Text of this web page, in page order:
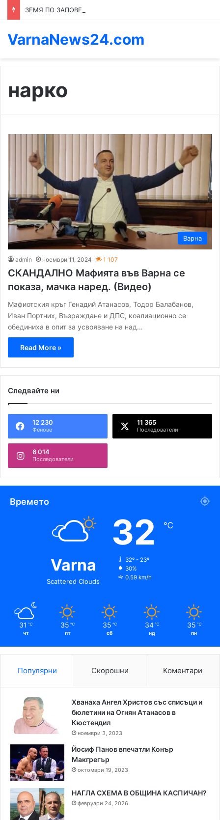
VarnaNews24.com
нарко
Варна
admin ноември 11, 2024 1 107
СКАНДАЛНО Мафията във Варна се
показа, мачка наред. (Видео)
Мафиотския кръг Генадий Атанасов, Тодор Балабанов,
Иван Портних, Възраждане и ДПС, коалиационно се
обединиха в опит за усвояване на над…
Read More »
Следвайте ни
12 230
Фенове
11 365
Последователи
6 014
Последователи
Времето
Varna
Scattered Clouds
32 ℃
32º - 23º
30%
0.59 km/h
31 ℃
чт
35 ℃
пт
35 ℃
сб
34 ℃
нд
35 ℃
пн
Популярни Скорошни Коментари
Хванаха Ангел Христов със списъци и
бюлетини на Огнян Атанасов в
Кюстендил
ноември 3, 2023
Йосиф Панов впечатли Конър
Макгрегър
октомври 19, 2023
НАГЛА СХЕМА В ОБЩИНА КАСПИЧАН?
февруари 24, 2026